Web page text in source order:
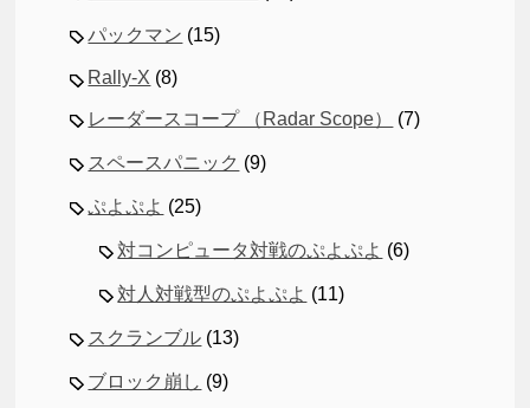
パックマン (15)
Rally-X (8)
レーダースコープ （Radar Scope） (7)
スペースパニック (9)
ぷよぷよ (25)
対コンピュータ対戦のぷよぷよ (6)
対人対戦型のぷよぷよ (11)
スクランブル (13)
ブロック崩し (9)